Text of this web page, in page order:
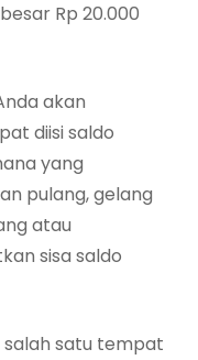
Rp 20.000
akan
diisi saldo
yang
pulang, gelang
atau
sisa saldo
salah satu tempat